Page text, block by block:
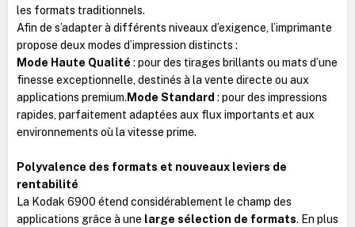
les formats traditionnels.
Afin de s’adapter à différents niveaux d’exigence, l’imprimante
propose deux modes d’impression distincts :
Mode Haute Qualité : pour des tirages brillants ou mats d’une
finesse exceptionnelle, destinés à la vente directe ou aux
applications premium. Mode Standard : pour des impressions
rapides, parfaitement adaptées aux flux importants et aux
environnements où la vitesse prime.
Polyvalence des formats et nouveaux leviers de
rentabilité
La Kodak 6900 étend considérablement le champ des
applications grâce à une large sélection de formats. En plus